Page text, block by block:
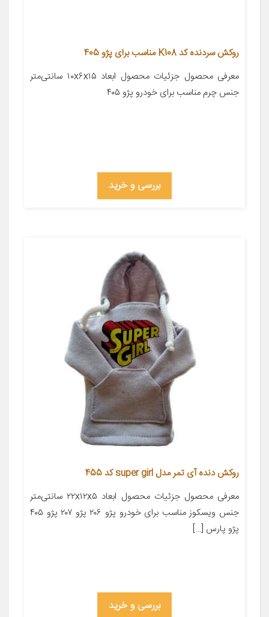
روکش سردنده کد K108 مناسب برای پژو 405
معرفی محصول جزئیات محصول ابعاد ۱۰x۶x۱۵ سانتی‌متر
جنس چرم مناسب برای خودرو پژو ۴۰۵
بررسی و خرید
روکش دنده آی تمر مدل super girl کد 455
معرفی محصول جزئیات محصول ابعاد ۲۲x۱۲x۵ سانتی‌متر
جنس ویسکوز مناسب برای خودرو پژو ۲۰۶ پژو ۲۰۷ پژو ۴۰۵
پژو پارس […]
بررسی و خرید